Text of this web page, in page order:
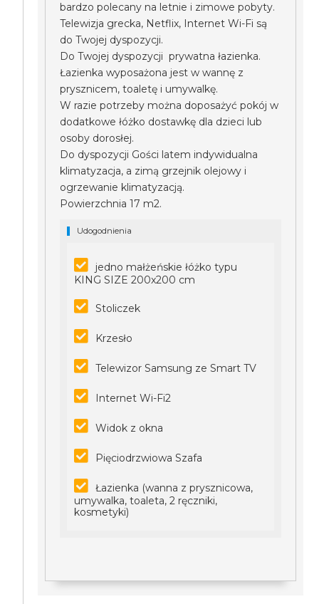
bardzo polecany na letnie i zimowe pobyty.
Telewizja grecka, Netflix, Internet Wi-Fi są
do Twojej dyspozycji.
Do Twojej dyspozycji prywatna łazienka.
Łazienka wyposażona jest w wannę z
prysznicem, toaletę i umywalkę.
W razie potrzeby można doposażyć pokój w
dodatkowe łóżko dostawkę dla dzieci lub
osoby dorosłej.
Do dyspozycji Gości latem indywidualna
klimatyzacja, a zimą grzejnik olejowy i
ogrzewanie klimatyzacją.
Powierzchnia 17 m2.
Udogodnienia
jedno małżeńskie łóżko typu
KING SIZE 200x200 cm
Stoliczek
Krzesło
Telewizor Samsung ze Smart TV
Internet Wi-Fi2
Widok z okna
Pięciodrzwiowa Szafa
Łazienka (wanna z prysznicowa,
umywalka, toaleta, 2 ręczniki,
kosmetyki)